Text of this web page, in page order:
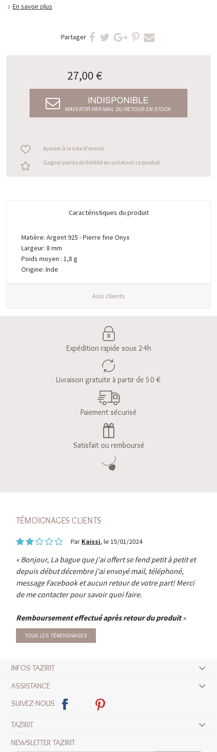
En savoir plus
Partager
27,00 €
INDISPONIBLE
M’AVERTIR PAR MAIL DU RETOUR EN STOCK
Ajouter à la liste d'envies
Gagner points de fidélité en achetant ce produit
Caractéristiques du produit
Matière: Argent 925 - Pierre fine Onyx
Largeur: 8 mm
Poids moyen : 1,8 g
Origine: Inde
Avis clients
Expédition rapide sous 24h
Livraison gratuite à partir de 50 €
Paiement sécurisé
Satisfait ou remboursé
TÉMOIGNAGES CLIENTS
Par Kaissi, le 15/01/2024
Bonjour, La bague que j'ai offert se fend petit à petit et
depuis début décembre j'ai envoyé mail, téléphoné,
message Facebook et aucun retour de votre part! Merci
de me contacter pour savoir quoi faire.
Remboursement effectué après retour du produit
TOUS LES TÉMOIGNAGES
INFOS TAZIRIT
ASSISTANCE
SUIVEZ-NOUS
TAZIRIT
NEWSLETTER TAZIRIT